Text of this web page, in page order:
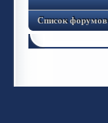
Список форумов